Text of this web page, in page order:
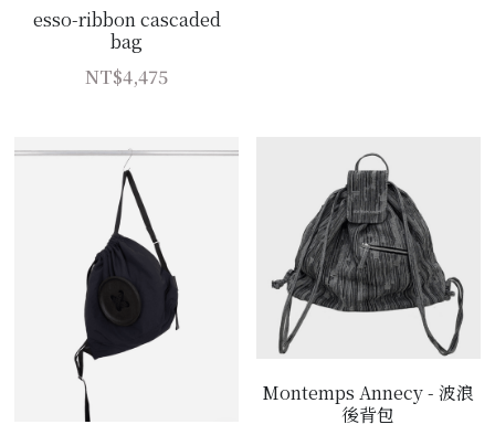
esso-ribbon cascaded
bag
NT$4,475
Montemps Annecy - 波浪
後背包